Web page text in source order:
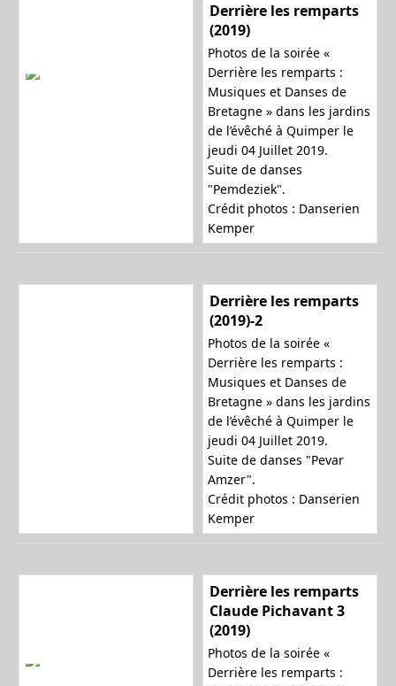
Derrière les remparts
(2019)
Photos de la soirée «
Derrière les remparts :
Musiques et Danses de
Bretagne » dans les jardins
de l’évêché à Quimper le
jeudi 04 Juillet 2019.
Suite de danses
"Pemdeziek".
Crédit photos : Danserien
Kemper
Derrière les remparts
(2019)-2
Photos de la soirée «
Derrière les remparts :
Musiques et Danses de
Bretagne » dans les jardins
de l’évêché à Quimper le
jeudi 04 Juillet 2019.
Suite de danses "Pevar
Amzer".
Crédit photos : Danserien
Kemper
Derrière les remparts
Claude Pichavant 3
(2019)
Photos de la soirée «
Derrière les remparts :